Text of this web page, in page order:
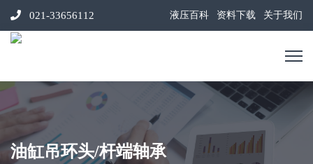
021-33656112 液压百科 资料下载 关于我们
油缸吊环头/杆端轴承